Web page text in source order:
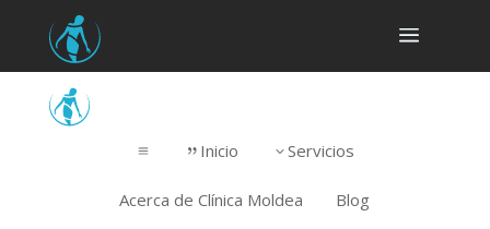
a { Inicio 3 Servicios
Acerca de Clínica Moldea Blog
a